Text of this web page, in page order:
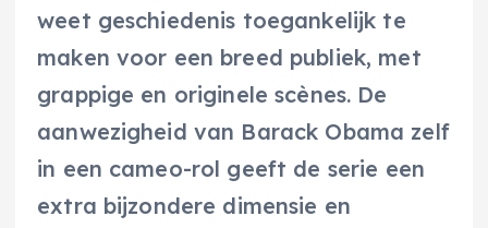
weet geschiedenis toegankelijk te
maken voor een breed publiek, met
grappige en originele scènes. De
aanwezigheid van Barack Obama zelf
in een cameo-rol geeft de serie een
extra bijzondere dimensie en